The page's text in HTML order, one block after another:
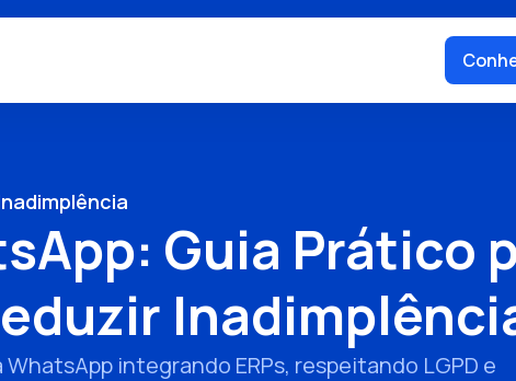
Guia Prático
integrando ERPs, respeitando LGPD e